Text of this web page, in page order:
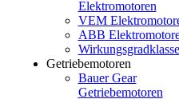
Elektromotoren
VEM
ABB
Getriebemotoren
Bauer Gear
Getriebemotoren